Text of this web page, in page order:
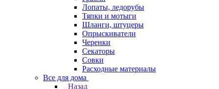
Лопаты, ледорубы
Тяпки и мотыги
Шланги, штуцеры
Опрыскиватели
Черенки
Секаторы
Совки
Расходные материалы
Все для дома
Назад